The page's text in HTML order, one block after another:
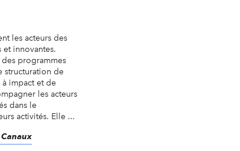
les acteurs des
innovantes.
des programmes
structuration de
impact et de
les acteurs
dans le
activités. Elle ...